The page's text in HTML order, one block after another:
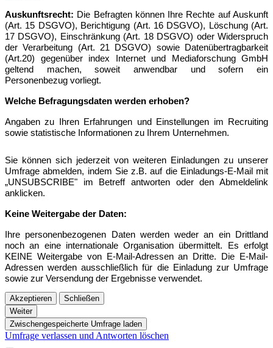
Auskunftsrecht: Die Befragten können Ihre Rechte auf Auskunft
(Art. 15 DSGVO), Berichtigung (Art. 16 DSGVO), Löschung (Art.
17 DSGVO), Einschränkung (Art. 18 DSGVO) oder Widerspruch
der Verarbeitung (Art. 21 DSGVO) sowie Datenübertragbarkeit
(Art.20) gegenüber index Internet und Mediaforschung GmbH
geltend machen, soweit anwendbar und sofern ein
Personenbezug vorliegt.
Welche Befragungsdaten werden erhoben?
Angaben zu Ihren Erfahrungen und Einstellungen im Recruiting
sowie statistische Informationen zu Ihrem Unternehmen.
Sie können sich jederzeit von weiteren Einladungen zu unserer
Umfrage abmelden, indem Sie z.B.auf die Einladungs-E-Mail mit
„UNSUBSCRIBE" im Betreff antworten oder den Abmeldelink
anklicken.
Keine Weitergabe der Daten:
Ihre personenbezogenen Daten werden weder an ein Drittland
noch an eine internationale Organisation übermittelt.
Es erfolgt
KEINE Weitergabe von E-Mail-Adressen an Dritte.
Die E-Mail-
Adressen werden ausschließlich für die Einladung zur Umfrage
sowie zur Versendung der Ergebnisse verwendet.
Akzeptieren
Schließen
Weiter
Zwischengespeicherte Umfrage laden
Umfrage verlassen und Antworten löschen